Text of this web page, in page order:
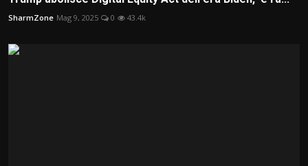
SharmZone Mag 9, 2025 0 43.4k